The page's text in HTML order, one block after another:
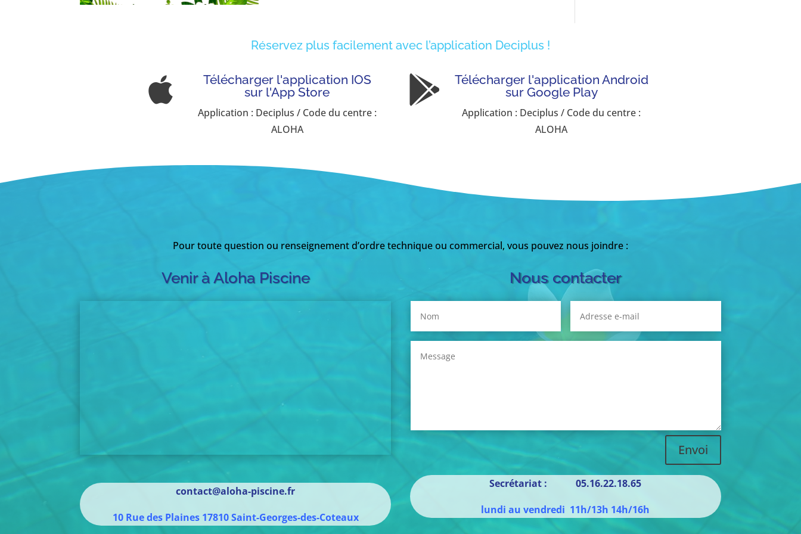
Réservez plus facilement avec l’application Deciplus !

Télécharger l'application IOS
sur l'App Store
Application : Deciplus / Code du centre :
ALOHA

Télécharger l'application Android
sur Google Play
Application : Deciplus / Code du centre :
ALOHA
Pour toute question ou renseignement d’ordre technique ou commercial, vous pouvez nous joindre :
Venir à Aloha Piscine
contact@aloha-piscine.fr
10 Rue des Plaines 17810Saint-Georges-des-Coteaux
Nous contacter
Envoi
Secrétariat : 05.16.22.18.65
lundi au vendredi 11h/13h 14h/16h